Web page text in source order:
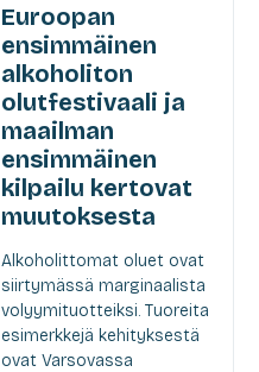
Euroopan
ensimmäinen
alkoholiton
olutfestivaali ja
maailman
ensimmäinen
kilpailu kertovat
muutoksesta
Alkoholittomat oluet ovat
siirtymässä marginaalista
volyymituotteiksi. Tuoreita
esimerkkejä kehityksestä
ovat Varsovassa